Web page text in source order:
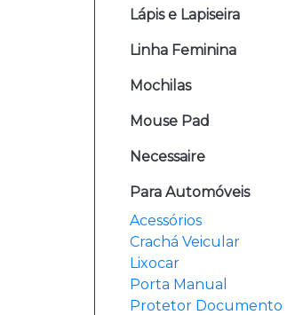
Lápis e Lapiseira
Linha Feminina
Mochilas
Mouse Pad
Necessaire
Para Automóveis
Acessórios
Crachá Veicular
Lixocar
Porta Manual
Protetor Documento